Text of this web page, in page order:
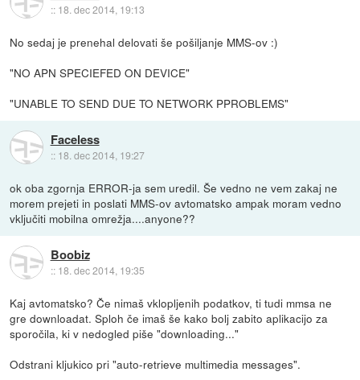
:: 18. dec 2014, 19:13
No sedaj je prenehal delovati še pošiljanje MMS-ov :)
"NO APN SPECIEFED ON DEVICE"
"UNABLE TO SEND DUE TO NETWORK PPROBLEMS"
Faceless
:: 18. dec 2014, 19:27
ok oba zgornja ERROR-ja sem uredil. Še vedno ne vem zakaj ne
morem prejeti in poslati MMS-ov avtomatsko ampak moram vedno
vključiti mobilna omrežja....anyone??
Boobiz
:: 18. dec 2014, 19:35
Kaj avtomatsko? Če nimaš vklopljenih podatkov, ti tudi mmsa ne
gre downloadat. Sploh če imaš še kako bolj zabito aplikacijo za
sporočila, ki v nedogled piše "downloading..."
Odstrani kljukico pri "auto-retrieve multimedia messages".